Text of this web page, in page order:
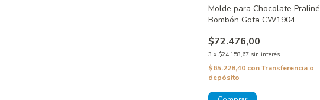
Molde para Chocolate Praliné
Bombón Gota CW1904
$72.476,00
3 x $24.158,67 sin interés
$65.228,40 con Transferencia o
depósito